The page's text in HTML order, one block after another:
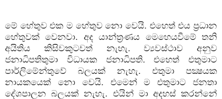
මේ හේතුව එක ම හේතුව නො වෙයි. එහෙත් එය ප්‍රධාන
හේතුවක් වෙනවා. අද යාන්ත්‍රණය මෙහෙයවීමේ තනි
අයිතිය කිසිවකුටවත් නැහැ. ව්‍යවස්ථාව අනුව
ජනාධිපතිතුමා විධායක ජනාධිපති. එහෙත් එතුමාට
පාර්ලිමේන්තුවේ බලයක් නැහැ. එතුමා පක්‍ෂයක
නායකයෙක් නො වෙයි. එමෙන් ම එතුමාට ජනතා
දේශපාලන බලයක් නැහැ. එයින් මා අදහස් කරන්නේ